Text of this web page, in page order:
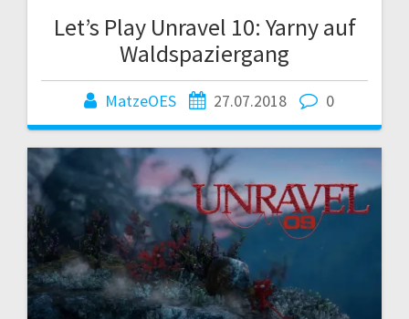
Let’s Play Unravel 10: Yarny auf
Waldspaziergang
MatzeOES 27.07.2018 0